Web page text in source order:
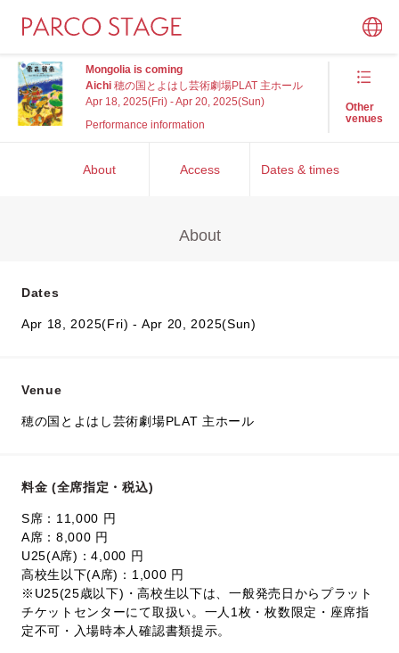
Mongolia is coming
Aichi穂の国とよはし芸術劇場PLAT 主ホール
Apr 18, 2025(Fri) - Apr 20, 2025(Sun)
Performance information
Other
venues
About Access Dates & times
About
Dates
Apr 18, 2025(Fri) - Apr 20, 2025(Sun)
Venue
穂の国とよはし芸術劇場PLAT 主ホール
料金 (全席指定・税込)
S席：11,000 円
A席：8,000 円
U25(A席)：4,000 円
高校生以下(A席)：1,000 円
※U25(25歳以下)・高校生以下は、一般発売日からプラット
チケットセンターにて取扱い。一人1枚・枚数限定・座席指
定不可・入場時本人確認書類提示。